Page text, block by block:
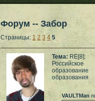
Форум -- Забор
Страницы: 1 2 3 4 5
Тема: RE[8]:
Российское
образование
образования
VAULTMan